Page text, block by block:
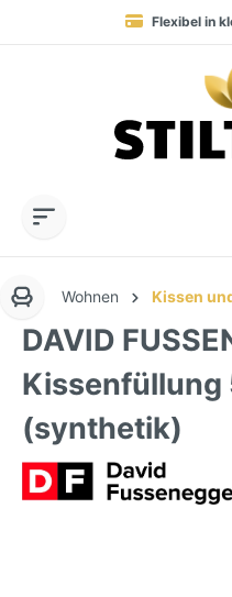
Flexibel in
Blitzversand in 1-2
Dauerhaft
SSL-
Wohnen Kissen
DAVID
Kissenfüllung
(synthetik)